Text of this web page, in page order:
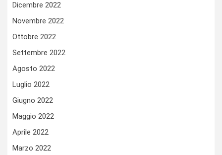
Dicembre 2022
Novembre 2022
Ottobre 2022
Settembre 2022
Agosto 2022
Luglio 2022
Giugno 2022
Maggio 2022
Aprile 2022
Marzo 2022